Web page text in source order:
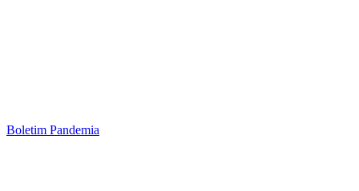
Boletim Pandemia